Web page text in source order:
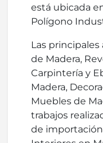
está ubicada
Polígono
Las
de Madera,
Carpintería y
Madera,
Muebles de
trabajos
de